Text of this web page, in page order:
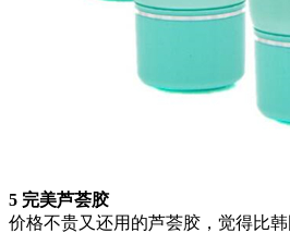
5 完美芦荟胶
价格不贵又还用的芦荟胶，觉得比